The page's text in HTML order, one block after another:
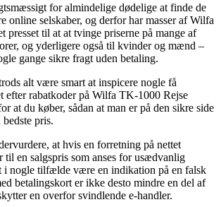
for almindelige dødelige at finde de
online selskaber, og derfor har masser af Wilfa
til at at tvinge priserne på mange af
og yderligere også til kvinder og mænd –
gange sikre fragt uden betaling.
alt være smart at inspicere nogle få
efter rabatkoder på Wilfa TK-1000 Rejse
at du køber, sådan at man er på den sikre side
pris.
at hvis en forretning på nettet
til en salgspris som anses for usædvanlig
i nogle tilfælde være en indikation på en falsk
betalingskort er ikke desto mindre en del af
en overfor svindlende e-handler.